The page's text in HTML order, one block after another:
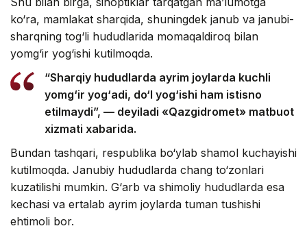
ko‘ra, mamlakat sharqida, shuningdek janub va janubi-
sharqning tog‘li hududlarida momaqaldiroq bilan
yomg‘ir yog‘ishi kutilmoqda.
“Sharqiy hududlarda ayrim joylarda kuchli
yomg‘ir yog‘adi, do‘l yog‘ishi ham istisno
etilmaydi”, — deyiladi «Qazgidromet» matbuot
xizmati xabarida.
Bundan tashqari, respublika bo‘ylab shamol kuchayishi
kutilmoqda. Janubiy hududlarda chang to‘zonlari
kuzatilishi mumkin. G‘arb va shimoliy hududlarda esa
kechasi va ertalab ayrim joylarda tuman tushishi
ehtimoli bor.